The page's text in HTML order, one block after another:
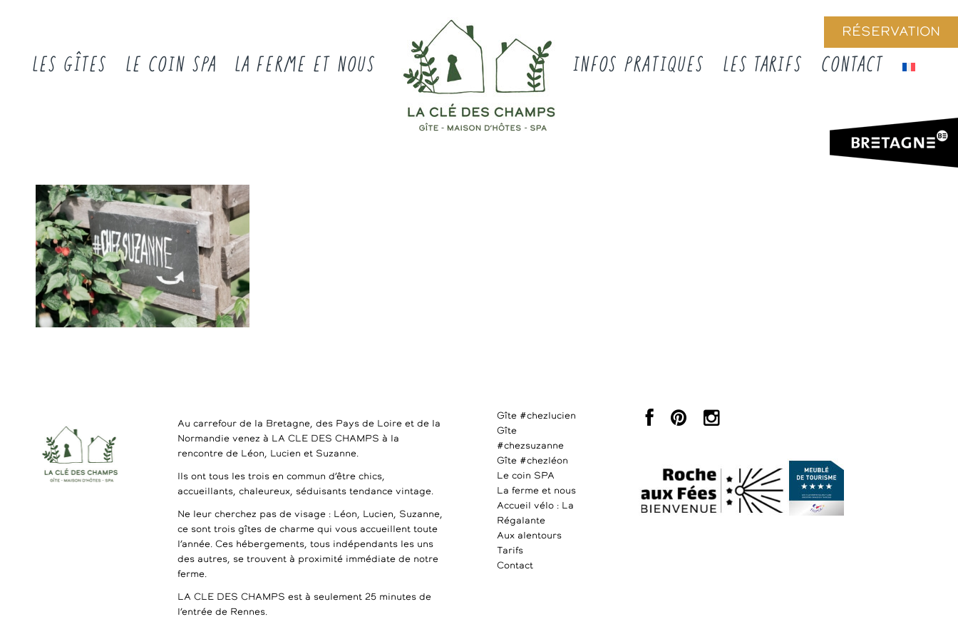
RÉSERVATION
LES GÎTES LE COIN SPA LA FERME ET NOUS INFOS PRATIQUES LES TARIFS CONTACT
Au carrefour de la Bretagne, des Pays de Loire et de la
Normandie venez à LA CLE DES CHAMPS à la
rencontre de Léon, Lucien et Suzanne.
Ils ont tous les trois en commun d’être chics,
accueillants, chaleureux, séduisants tendance vintage.
Ne leur cherchez pas de visage : Léon, Lucien, Suzanne,
ce sont trois gîtes de charme qui vous accueillent toute
l’année. Ces hébergements, tous indépendants les uns
des autres, se trouvent à proximité immédiate de notre
ferme.
LA CLE DES CHAMPS est à seulement 25 minutes de
l’entrée de Rennes.
Gîte #chezlucien
Gîte
#chezsuzanne
Gîte #chezléon
Le coin SPA
La ferme et nous
Accueil vélo : La
Régalante
Aux alentours
Tarifs
Contact